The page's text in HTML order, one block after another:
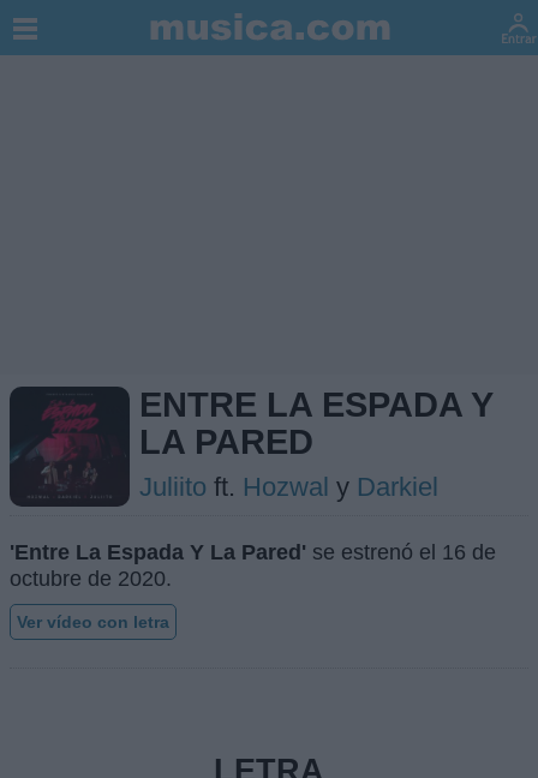
ENTRE LA ESPADA Y
LA PARED
Juliito ft. Hozwal y Darkiel
'Entre La Espada Y La Pared' se estrenó el 16 de
octubre de 2020.
Ver vídeo con letra